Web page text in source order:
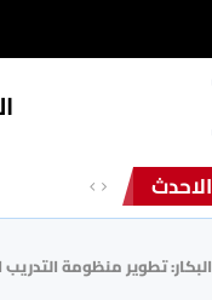
الاحدث
البكار: تطوير منظومة